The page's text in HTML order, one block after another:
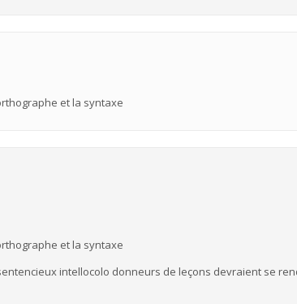
et la syntaxe
et la syntaxe
intellocolo donneurs de leçons devraient se